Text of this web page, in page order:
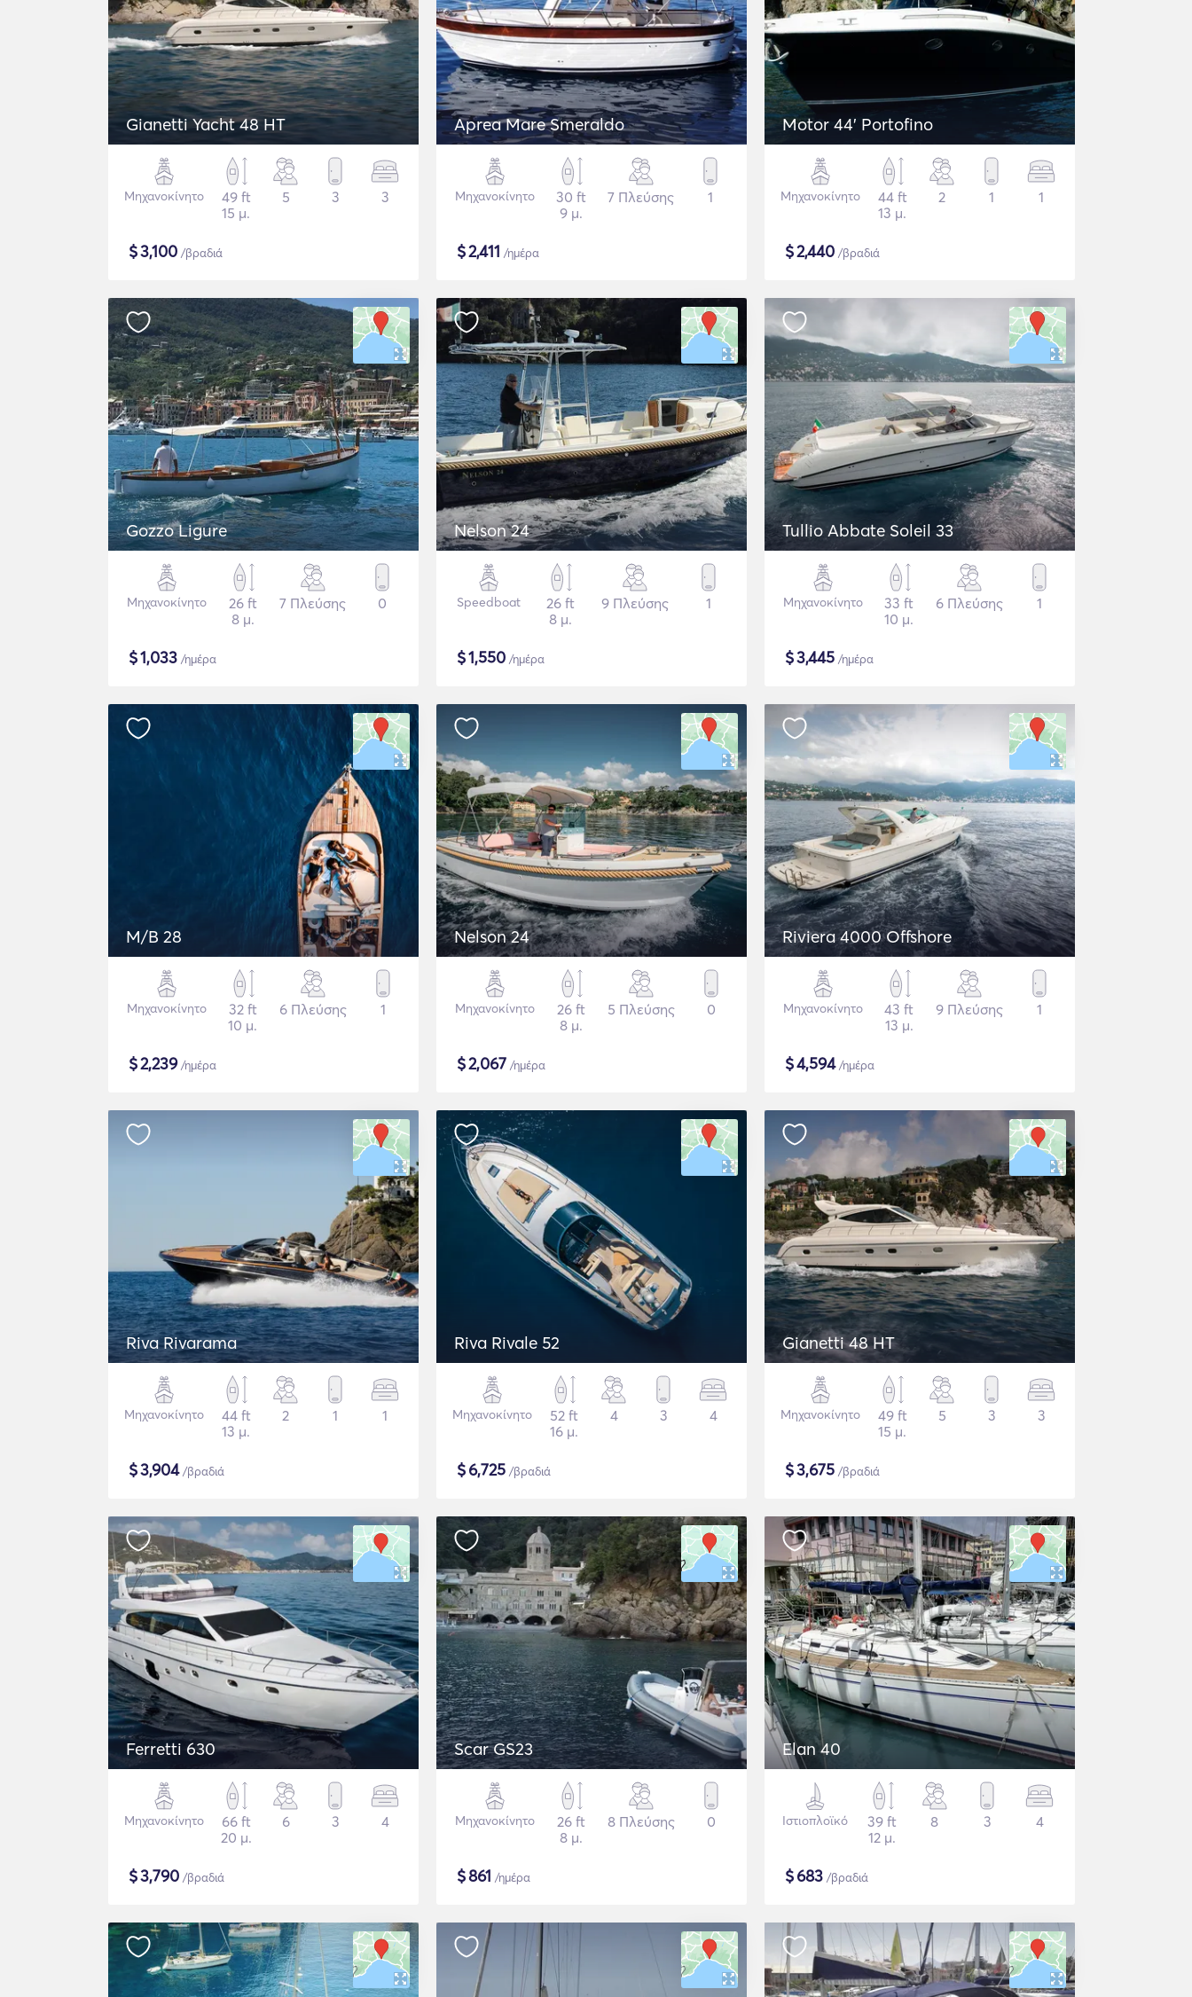
Gianetti Yacht 48 HT
Μηχανοκίνητο
49 ft
15 μ.
5 3 3
$3,100 /βραδιά
Aprea Mare Smeraldo
Μηχανοκίνητο
30 ft
9 μ.
7 Πλεύσης 1
$2,411 /ημέρα
Motor 44' Portofino
Μηχανοκίνητο
44 ft
13 μ.
2 1 1
$2,440 /βραδιά
Gozzo Ligure
Μηχανοκίνητο
26 ft
8 μ.
7 Πλεύσης 0
$1,033 /ημέρα
Nelson 24
Speedboat
26 ft
8 μ.
9 Πλεύσης 1
$1,550 /ημέρα
Tullio Abbate Soleil 33
Μηχανοκίνητο
33 ft
10 μ.
6 Πλεύσης 1
$3,445 /ημέρα
M/B 28
Μηχανοκίνητο
32 ft
10 μ.
6 Πλεύσης 1
$2,239/ημέρα
Nelson 24
Μηχανοκίνητο
26 ft
8 μ.
5 Πλεύσης 0
$2,067 /ημέρα
Riviera 4000 Offshore
Μηχανοκίνητο
43 ft
13 μ.
9 Πλεύσης 1
$4,594/ημέρα
Riva Rivarama
Μηχανοκίνητο
44 ft
13 μ.
2 1 1
$3,904/βραδιά
Riva Rivale 52
Μηχανοκίνητο
52 ft
16 μ.
4 3 4
$6,725 /βραδιά
Gianetti 48 HT
Μηχανοκίνητο
49 ft
15 μ.
5 3 3
$3,675 /βραδιά
Ferretti 630
Μηχανοκίνητο
66 ft
20 μ.
6 3 4
$3,790 /βραδιά
Scar GS23
Μηχανοκίνητο
26 ft
8 μ.
8 Πλεύσης 0
$861 /ημέρα
Elan 40
Ιστιοπλοϊκό
39 ft
12 μ.
8 3 4
$683 /βραδιά